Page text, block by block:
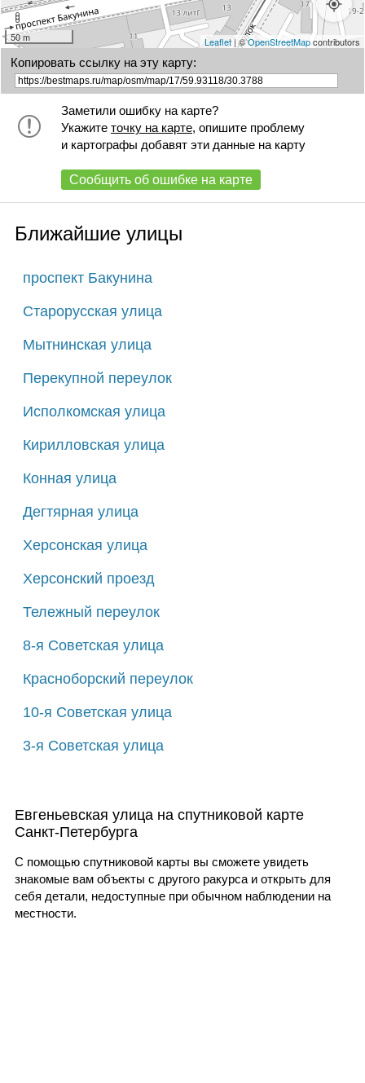
50 m Leaflet| ©OpenStreetMapcontributors
Копировать ссылку на эту карту:
Заметили ошибку на карте?
Укажите точку на карте, опишите проблему
и картографы добавят эти данные на карту
Сообщить об ошибке на карте
Ближайшие улицы
проспект Бакунина
Старорусская улица
Мытнинская улица
Перекупной переулок
Исполкомская улица
Кирилловская улица
Конная улица
Дегтярная улица
Херсонская улица
Херсонский проезд
Тележный переулок
8-я Советская улица
Красноборский переулок
10-я Советская улица
3-я Советская улица
Евгеньевская улица на спутниковой карте
Санкт-Петербурга
С помощью спутниковой карты вы сможете увидеть
знакомые вам объекты с другого ракурса и открыть для
себя детали, недоступные при обычном наблюдении на
местности.